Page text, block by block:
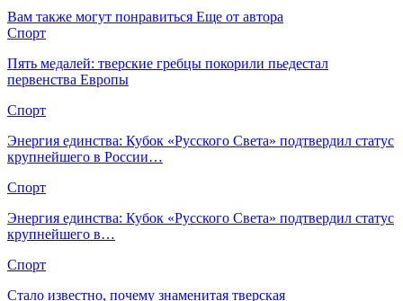
Вам также могут понравиться Еще от автора
Спорт
Пять медалей: тверские гребцы покорили пьедестал
первенства Европы
Спорт
Энергия единства: Кубок «Русского Света» подтвердил статус
крупнейшего в России…
Спорт
Энергия единства: Кубок «Русского Света» подтвердил статус
крупнейшего в…
Спорт
Стало известно, почему знаменитая тверская